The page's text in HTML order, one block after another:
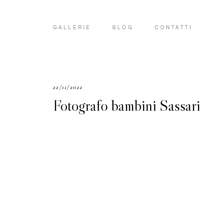
GALLERIE BLOG CONTATTI
22/11/2022
Fotografo bambini Sassari